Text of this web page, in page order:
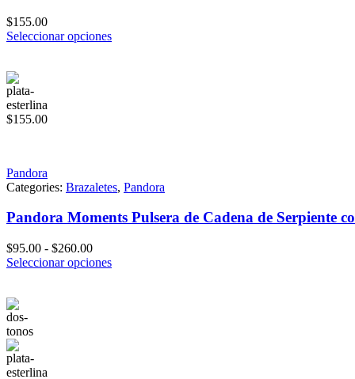
$155.00
Seleccionar opciones
$155.00
Pandora
Categories: Brazaletes, Pandora
Pandora Moments Pulsera de Cadena de Serpiente
$95.00 - $260.00Rango
de
Seleccionar opciones